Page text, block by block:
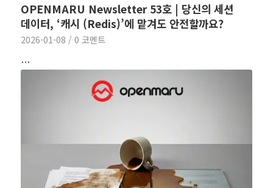
OPENMARU Newsletter 53호 | 당신의 세션
데이터, ‘캐시 (Redis)’에 맡겨도 안전할까요?
2026-01-08 / 0 코멘트
…